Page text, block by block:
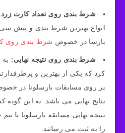
شرط بندی روی تعداد کارت
انواع بهترین شرط‌ بندی و پیش
بارسا در خصوص شرط بندی روی
شرط بندی روی نتیجه نهایی:
کرد که یکی از بهترین و
بر روی مسابقات بارسلونا در
نتایج نهایی می‌ باشد. به این گونه
نتیجه نهایی مسابقه بارسلونا با
را به ثبت می رسانند.